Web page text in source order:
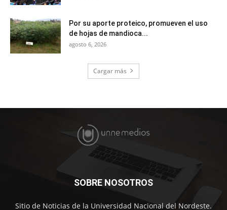
Por su aporte proteico, promueven el uso
de hojas de mandioca...
agosto 6, 2026
Cargar más
SOBRE NOSOTROS
Sitio de Noticias de la Universidad Nacional del Nordeste.